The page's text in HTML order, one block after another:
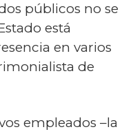
públicos no se
está
en varios
de
empleados –la